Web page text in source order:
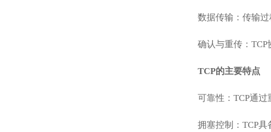
数据传输：传输
确认与重传：
TCP的主要特点
可靠性：TCP通过
拥塞控制：TCP具